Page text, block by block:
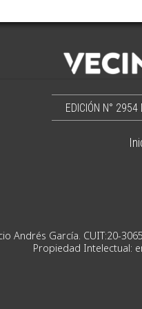
Propiedad Intelectual: